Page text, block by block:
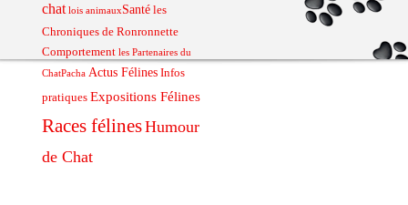
chat lois animauxSanté les
Chroniques de Ronronnette
Comportement les Partenaires du
ChatPacha Actus Félines Infos
pratiques Expositions Félines
Races félinesHumour
de Chat